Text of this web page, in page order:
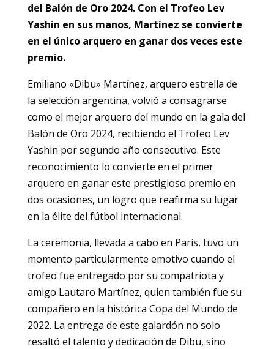
del Balón de Oro 2024. Con el Trofeo Lev
Yashin en sus manos, Martínez se convierte
en el único arquero en ganar dos veces este
premio.
Emiliano «Dibu» Martínez, arquero estrella de
la selección argentina, volvió a consagrarse
como el mejor arquero del mundo en la gala del
Balón de Oro 2024, recibiendo el Trofeo Lev
Yashin por segundo año consecutivo. Este
reconocimiento lo convierte en el primer
arquero en ganar este prestigioso premio en
dos ocasiones, un logro que reafirma su lugar
en la élite del fútbol internacional.
La ceremonia, llevada a cabo en París, tuvo un
momento particularmente emotivo cuando el
trofeo fue entregado por su compatriota y
amigo Lautaro Martínez, quien también fue su
compañero en la histórica Copa del Mundo de
2022. La entrega de este galardón no solo
resaltó el talento y dedicación de Dibu, sino